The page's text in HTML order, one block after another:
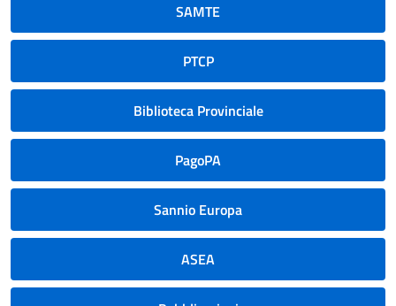
SAMTE
PTCP
Biblioteca Provinciale
PagoPA
Sannio Europa
ASEA